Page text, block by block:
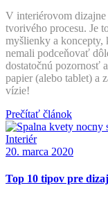
V interiérovom
tvorivého procesu. Je
myšlienky a koncepty,
nemali podceňovať
dostatočnú pozornosť
papier (alebo tablet) a
vízie!
Prečítať článok
Interiér
20. marca 2020
Top 10 tipov pre